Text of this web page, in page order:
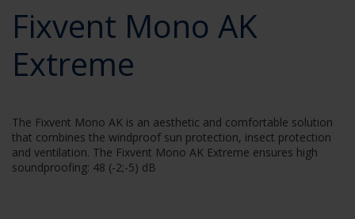
Fixvent Mono AK
Extreme
The Fixvent Mono AK is an aesthetic and comfortable solution
that combines the windproof sun protection, insect protection
and ventilation. The Fixvent Mono AK Extreme ensures high
soundproofing: 48 (-2;-5) dB